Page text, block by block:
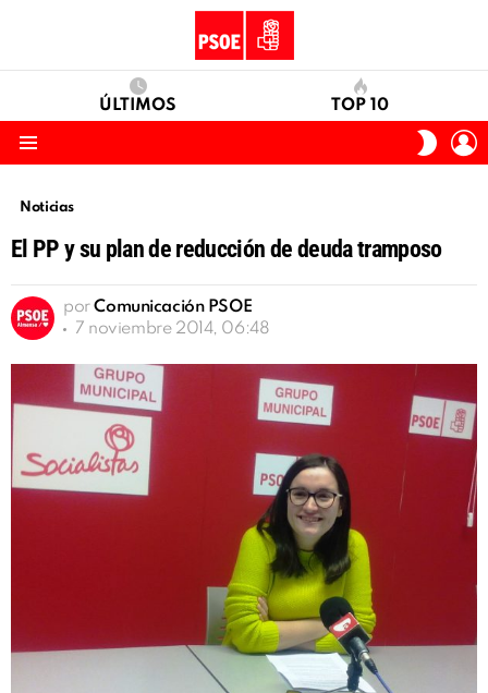
ÚLTIMOS TOP 10
SKIN
Noticias
El PP y su plan de reducción de deuda tramposo
por Comunicación PSOE
7 noviembre 2014, 06:48